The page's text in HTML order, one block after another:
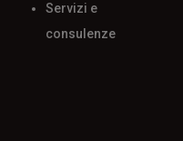
Servizi e
consulenze